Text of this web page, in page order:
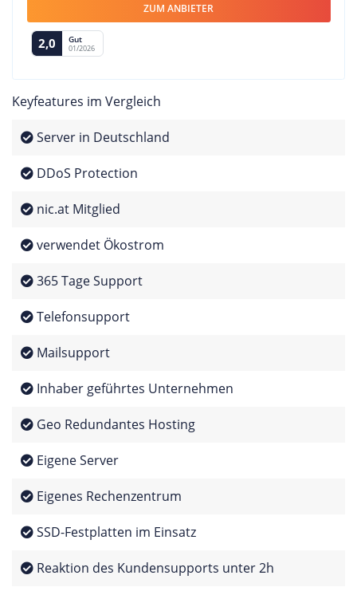
ZUM ANBIETER
2,0 Gut
01/2026
Keyfeatures im Vergleich
Server in Deutschland
DDoS Protection
nic.at Mitglied
verwendet Ökostrom
365 Tage Support
Telefonsupport
Mailsupport
Inhaber geführtes Unternehmen
Geo Redundantes Hosting
Eigene Server
Eigenes Rechenzentrum
SSD-Festplatten im Einsatz
Reaktion des Kundensupports unter 2h